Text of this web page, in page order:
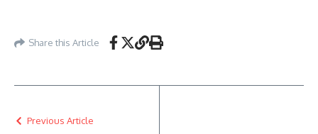
Share this Article
Previous Article